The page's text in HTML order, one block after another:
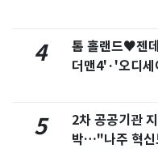
4
톰 홀랜드♥젠
더맨4'·'오디세
5
2차 공공기관
박…"나주 혁신